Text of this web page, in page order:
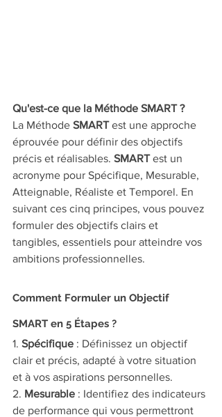
Qu'est-ce que la Méthode SMART ?
La Méthode SMART est une approche
éprouvée pour définir des objectifs
précis et réalisables. SMART est un
acronyme pour Spécifique, Mesurable,
Atteignable, Réaliste et Temporel. En
suivant ces cinq principes, vous pouvez
formuler des objectifs clairs et
tangibles, essentiels pour atteindre vos
ambitions professionnelles.
Comment Formuler un Objectif
SMART en 5 Étapes ?
1. Spécifique : Définissez un objectif
clair et précis, adapté à votre situation
et à vos aspirations personnelles.
2. Mesurable : Identifiez des indicateurs
de performance qui vous permettront